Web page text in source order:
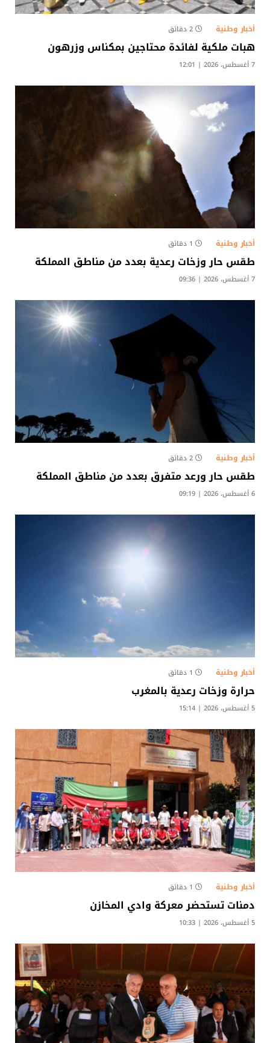
أخبار وطنية 2 دقائق
هبات ملكية لفائدة محتاجين بمكناس وزرهون
7 أغسطس، 2026 | 12:01
أخبار وطنية 1 دقائق
طقس حار وزخات رعدية بعدد من مناطق المملكة
7 أغسطس، 2026 | 09:36
أخبار وطنية 2 دقائق
طقس حار ورعد متفرق بعدد من مناطق المملكة
6 أغسطس، 2026 | 09:19
أخبار وطنية 1 دقائق
حرارة وزخات رعدية بالمغرب
5 أغسطس، 2026 | 15:14
أخبار وطنية 1 دقائق
دمنات تستحضر معركة وادي المخازن
5 أغسطس، 2026 | 10:33